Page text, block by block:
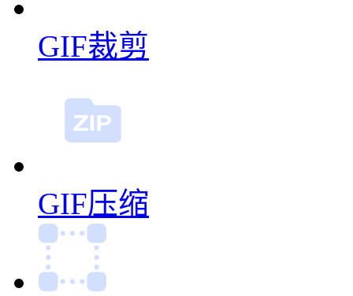
GIF裁剪
GIF压缩